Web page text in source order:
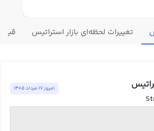
تغییرات لحظه‌ای بازار استراتیس
امروز ١٧ مرداد ١٤٠٥